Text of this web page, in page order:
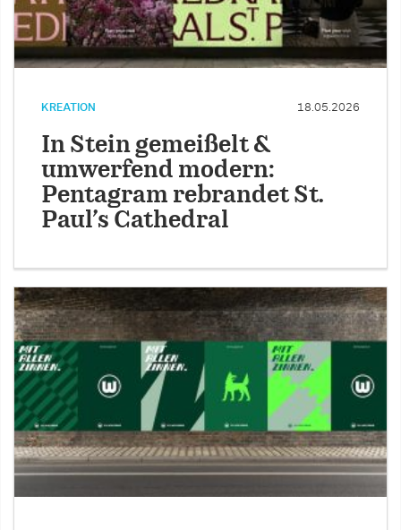
KREATION 18.05.2026
In Stein gemeißelt &
umwerfend modern:
Pentagram rebrandet St.
Paul’s Cathedral